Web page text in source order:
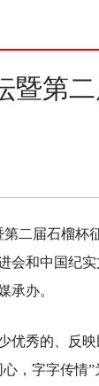
暨第
届石榴杯
会和中国纪
承办。
秀的、反映
，字字传情